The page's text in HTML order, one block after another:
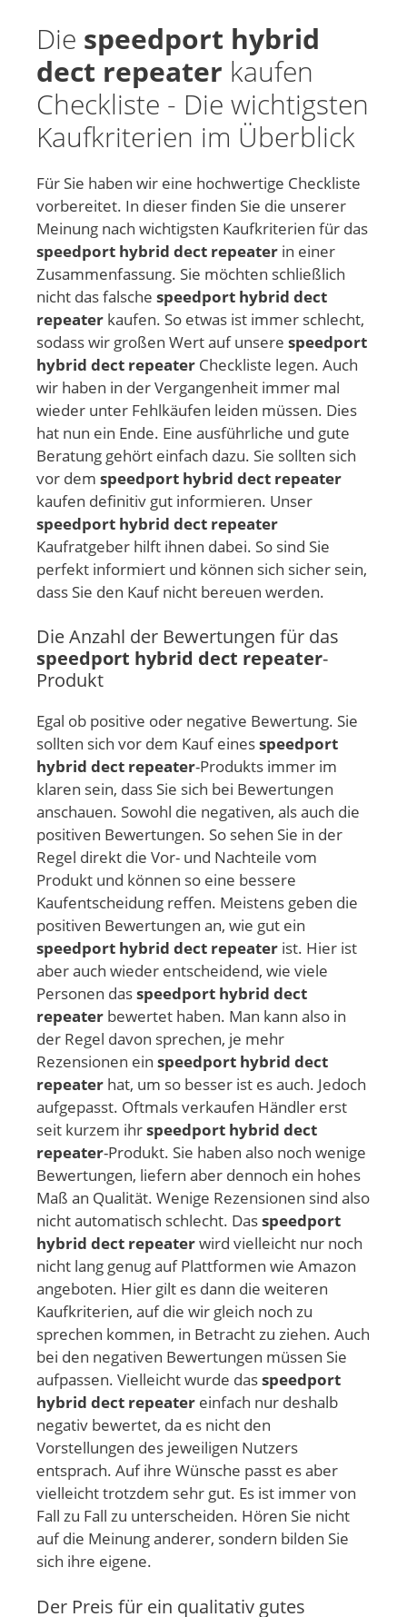
Die speedport hybrid
dect repeater kaufen
Checkliste - Die wichtigsten
Kaufkriterien im Überblick
Für Sie haben wir eine hochwertige Checkliste
vorbereitet. In dieser finden Sie die unserer
Meinung nach wichtigsten Kaufkriterien für das
speedport hybrid dect repeater in einer
Zusammenfassung. Sie möchten schließlich
nicht das falsche speedport hybrid dect
repeater kaufen. So etwas ist immer schlecht,
sodass wir großen Wert auf unsere speedport
hybrid dect repeater Checkliste legen. Auch
wir haben in der Vergangenheit immer mal
wieder unter Fehlkäufen leiden müssen. Dies
hat nun ein Ende. Eine ausführliche und gute
Beratung gehört einfach dazu. Sie sollten sich
vor dem speedport hybrid dect repeater
kaufen definitiv gut informieren. Unser
speedport hybrid dect repeater
Kaufratgeber hilft ihnen dabei. So sind Sie
perfekt informiert und können sich sicher sein,
dass Sie den Kauf nicht bereuen werden.
Die Anzahl der Bewertungen für das
speedport hybrid dect repeater-
Produkt
Egal ob positive oder negative Bewertung. Sie
sollten sich vor dem Kauf einesspeedport
hybrid dect repeater-Produkts immer im
klaren sein, dass Sie sich bei Bewertungen
anschauen. Sowohl die negativen, als auch die
positiven Bewertungen. So sehen Sie in der
Regel direkt die Vor- und Nachteile vom
Produkt und können so eine bessere
Kaufentscheidung reffen. Meistens geben die
positiven Bewertungen an, wie gut ein
speedport hybrid dect repeater ist. Hier ist
aber auch wieder entscheidend, wie viele
Personen dasspeedport hybrid dect
repeater bewertet haben. Man kann also in
der Regel davon sprechen, je mehr
Rezensionen ein speedport hybrid dect
repeater hat, um so besser ist es auch. Jedoch
aufgepasst. Oftmals verkaufen Händler erst
seit kurzem ihrspeedport hybrid dect
repeater-Produkt. Sie haben also noch wenige
Bewertungen, liefern aber dennoch ein hohes
Maß an Qualität. Wenige Rezensionen sind also
nicht automatisch schlecht. Dasspeedport
hybrid dect repeaterwird vielleicht nur noch
nicht lang genug auf Plattformen wie Amazon
angeboten. Hier gilt es dann die weiteren
Kaufkriterien, auf die wir gleich noch zu
sprechen kommen, in Betracht zu ziehen. Auch
bei den negativen Bewertungen müssen Sie
aufpassen. Vielleicht wurde dasspeedport
hybrid dect repeater einfach nur deshalb
negativ bewertet, da es nicht den
Vorstellungen des jeweiligen Nutzers
entsprach. Auf ihre Wünsche passt es aber
vielleicht trotzdem sehr gut. Es ist immer von
Fall zu Fall zu unterscheiden. Hören Sie nicht
auf die Meinung anderer, sondern bilden Sie
sich ihre eigene.
Der Preis für ein qualitativ gutes